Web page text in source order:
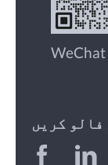
WeChat